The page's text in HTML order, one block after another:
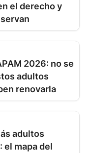
el derecho y
2026: no se
adultos
renovarla
adultos
el mapa del